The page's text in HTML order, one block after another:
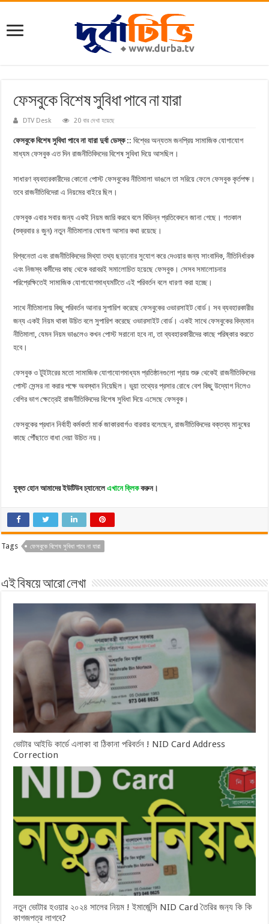
ফেসবুকে বিশেষ সুবিধা পাবে না যারা
DTV Desk 20 বার দেখা হয়েছে
ফেসবুকে বিশেষ সুবিধা পাবে না যারা দুর্বা ডেস্ক :: বিশ্বের অন্যতম জনপ্রিয় সামাজিক যোগাযোগ
মাধ্যম ফেসবুক এত দিন রাজনীতিবিদদের বিশেষ সুবিধা দিয়ে আসছিল।
সাধারণ ব্যবহারকারীদের কোনো পোস্ট ফেসবুকের নীতিমালা ভাঙলে তা সরিয়ে ফেলে ফেসবুক কৃর্তপক্ষ।
তবে রাজনীতিবিদেরা এ নিয়মের বাইরে ছিল।
ফেসবুক এবার সবার জন্য একই নিয়ম জারি করবে বলে বিভিন্ন প্রতিবেদনে জানা গেছে। গতকাল
(শুক্রবার ৪ ‍জুন) নতুন নীতিমালার ঘোষণা আসার কথা রয়েছে।
বিশ্বনেতা এবং রাজনীতিবিদদের মিথ্যা তথ্য ছড়ানোর সুযোগ করে দেওয়ার জন্য সাংবাদিক, নীতিনির্ধারক
এবং নিজস্ব কর্মীদের কাছ থেকে বরাবরই সমালোচিত হয়েছে ফেসবুক। সেসব সমালোচনার
পরিপ্রেক্ষিতেই সামাজিক যোগাযোগমাধ্যমটিতে এই পরিবর্তন বলে ধারণা করা হচ্ছে।
সাথে নীতিমালায় কিছু পরিবর্তন আনার সুপারিশ করেছে ফেসবুকের ওভারসাইট বোর্ড। সব ব্যবহারকারীর
জন্য একই নিয়ম থাকা উচিত বলে সুপারিশ করেছে ওভারসাইট বোর্ড। একই সাথে ফেসবুকের বিদ্যমান
নীতিমালা, যেমন নিয়ম ভাঙলেও কখন পোস্ট সরানো হবে না, তা ব্যবহারকারীদের কাছে পরিষ্কার করতে
হবে।
ফেসবুক ও টুইটারের মতো সামাজিক যোগাযোগমাধ্যম প্রতিষ্ঠানগুলো প্রায় শুরু থেকেই রাজনীতিবিদদের
পোস্ট সেন্সর না করার পক্ষে অবস্থান নিয়েছিল। ভুয়া তথ্যের প্রসার রোধে বেশ কিছু উদ্যোগ নিলেও
বেশির ভাগ ক্ষেত্রেই রাজনীতিবিদদের বিশেষ সুবিধা দিয়ে এসেছে ফেসবুক।
ফেসবুকের প্রধান নির্বাহী কর্মকর্তা মার্ক জাকারবার্গও বারবার বলেছেন, রাজনীতিবিদদের বক্তব্য মানুষের
কাছে পৌঁছাতে বাধা দেয়া উচিত নয়।
যুক্ত হোন আমাদের ইউটিউব চ্যানেলেএখানে ক্লিককরুন।
Tags ফেসবুকে বিশেষ সুবিধা পাবে না যারা
এই বিষয়ে আরো লেখা
ভোটার আইডি কার্ডে এলাকা বা ঠিকানা পরিবর্তন ! NID Card Address
Correction
নতুন ভোটার হওয়ার ২০২৪ সালের নিয়ম ! ইমার্জেন্সি NID Card তৈরির জন‍্য কি কি
কাগজপত্র লাগবে?